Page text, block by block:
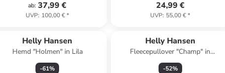
ab: 37,99 €
UVP: 100,00 €*
24,99 €
UVP: 55,00 €*
Helly Hansen
Hemd "Holmen" in Lila
-61%
Helly Hansen
Fleecepullover "Champ" in
Hellbraun/ Schwarz
-52%